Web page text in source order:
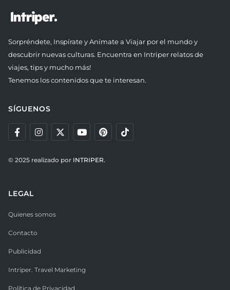
Sorpréndete, Inspírate y Anímate a Viajar por el mundo y
descubrir nuevas culturas. Encuentra en Intriper relatos de
viajes, tips y mucho más!
Tenemos los contenidos que te interesan.
SÍGUENOS
© 2025 realizado por INTRIPER.
LEGAL
Quienes somos
Contacto
Publicidad
Intriper. Travel Marketing
Política de Privacidad